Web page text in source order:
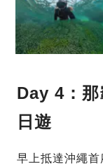
Day 4：
日遊
早上抵達沖繩